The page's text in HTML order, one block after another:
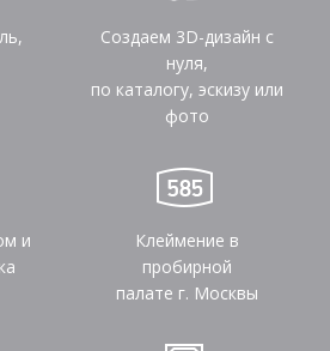
Создаем 3D-дизайн с
нуля,
по каталогу, эскизу или
фото
и
Клеймение в
пробирной
палате г. Москвы